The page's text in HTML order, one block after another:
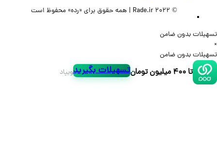
بدون ضامن
بدون ضامن
تا ۴۰۰ میلیون تومان تسهیلات بگیریدویپاد